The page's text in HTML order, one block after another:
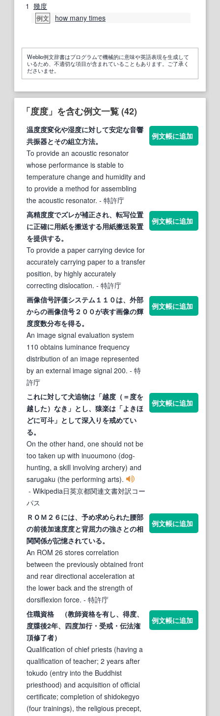
1 幾度
例文 how many times
Weblio例文辞書はプログラムで機械的に意味や英語表現を生成して
いるため、不適切な項目が含まれていることもあります。ご了承く
ださいませ。
「度度」を含む例文一覧 (42)
温度度変化や湿度に対して安定な音響
共振器とその組立方法。
To provide an acoustic resonator
whose performance is stable to
temperature change and humidity and
to provide a method for assembling
the acoustic resonator. - 特許庁
例文帳に追加
高精度度でズレが補正され、転写位置
に正確に用紙を搬送する用紙搬送装置
を提供する。
To provide a paper carrying device for
accurately carrying paper to a transfer
position, by highly accurately
correcting dislocation. - 特許庁
例文帳に追加
画像信号評価システム１１０は、外部
からの画像信号２００が表す画像の輝
度度数分布を得る。
An image signal evaluation system
110 obtains luminance frequency
distribution of an image represented
by an external image signal 200. - 特
許庁
例文帳に追加
これに対して犬追物は「越度（＝度を
越した）なき」とし、猿楽は「よきほ
どに可斗」として深入りを戒めてい
る。
On the other hand, one should not be
too taken up with inuoumono (dog-
hunting, a skill involving archery) and
sarugaku (the performing arts).
- Wikipedia日英京都関連文書対訳コー
パス
例文帳に追加
ＲＯＭ２６には、予め求められた腰部
の前後加速度度と背屈力の強さとの相
関関係が記憶されている。
An ROM 26 stores correlation
between the previously obtained front
and rear directional acceleration at
the lower back and the strength of
dorsiflexion force. - 特許庁
例文帳に追加
住職資格 （教師資格を有し、得度、
度牒後2年、四度加行・受戒・伝法潅
頂修了者）
Qualification of chief priests (having a
qualification of teacher; 2 years after
tokudo (entry into the Buddhist
priesthood) and acquisition of official
certificate; completion of shidokegyo
(four trainings), the religious precept,
例文帳に追加